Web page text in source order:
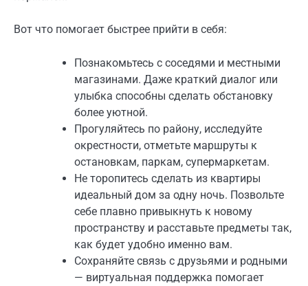
Вот что помогает быстрее прийти в себя:
Познакомьтесь с соседями и местными
магазинами. Даже краткий диалог или
улыбка способны сделать обстановку
более уютной.
Прогуляйтесь по району, исследуйте
окрестности, отметьте маршруты к
остановкам, паркам, супермаркетам.
Не торопитесь сделать из квартиры
идеальный дом за одну ночь. Позвольте
себе плавно привыкнуть к новому
пространству и расставьте предметы так,
как будет удобно именно вам.
Сохраняйте связь с друзьями и родными
— виртуальная поддержка помогает